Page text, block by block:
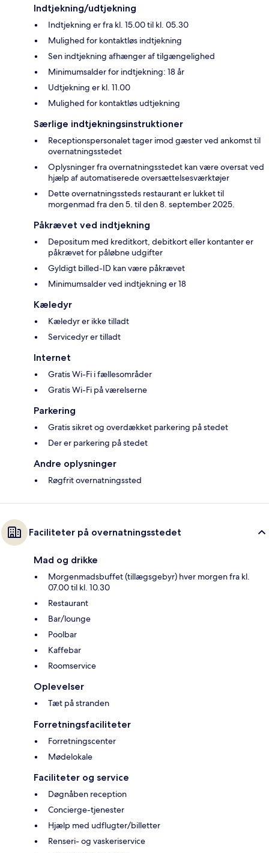
Indtjekning/udtjekning
Indtjekning er fra kl. 15.00 til kl. 05.30
Mulighed for kontaktløs indtjekning
Sen indtjekning afhænger af tilgængelighed
Minimumsalder for indtjekning: 18 år
Udtjekning er kl. 11.00
Mulighed for kontaktløs udtjekning
Særlige indtjekningsinstruktioner
Receptionspersonalet tager imod gæster ved ankomst til
overnatningsstedet
Oplysninger fra overnatningsstedet kan være oversat ved
hjælp af automatiserede oversættelsesværktøjer
Dette overnatningssteds restaurant er lukket til
morgenmad fra den 5. til den 8. september 2025.
Påkrævet ved indtjekning
Depositum med kreditkort, debitkort eller kontanter er
påkrævet for påløbne udgifter
Gyldigt billed-ID kan være påkrævet
Minimumsalder ved indtjekning er 18
Kæledyr
Kæledyr er ikke tilladt
Servicedyr er tilladt
Internet
Gratis Wi-Fi i fællesområder
Gratis Wi-Fi på værelserne
Parkering
Gratis sikret og overdækket parkering på stedet
Der er parkering på stedet
Andre oplysninger
Røgfrit overnatningssted
Faciliteter på overnatningsstedet
Mad og drikke
Morgenmadsbuffet (tillægsgebyr) hver morgen fra kl.
07.00 til kl. 10.30
Restaurant
Bar/lounge
Poolbar
Kaffebar
Roomservice
Oplevelser
Tæt på stranden
Forretningsfaciliteter
Forretningscenter
Mødelokale
Faciliteter og service
Døgnåben reception
Concierge-tjenester
Hjælp med udflugter/billetter
Renseri- og vaskeriservice